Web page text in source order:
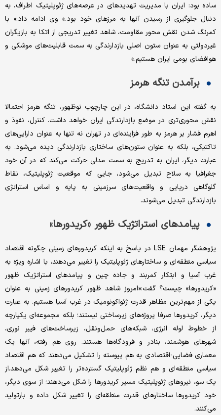
ساده بود: ایران با مدیریت تهدیدهای در عرصه‌های ژئوپلیتیک اطراف، به
دنبال جلوگیری از رسیدن آنها به مرزهای خود بود.» وی ادامه داد:« با
کمرنگ شدن نقش محور مقاومت، شاهد تغییر تدریجی از اتکا به بازیگران
غیردولتی به عنوان ستون اصلی بازدارندگی به سمت قابلیت‌های موشکی و
هوافضای بومی ایران هستیم.»
برآمدن تنگه هرمز
به گفته این استاد دانشگاه، در این چارچوب نوظهور، تنگه هرمز احتمالا
نقش محوری‌تری در موضع بازدارندگی ایران خواهد داشت. کنترل، نفوذ و
اهرم فشار بر هرمز به طور فزاینده‌ای در تهران نه تنها به عنوان دارایی‌های
تاکتیکی، بلکه به عنوان ستون‌های ساختاری بازدارندگی دیده می‌شود. به
عبارت دیگر، ایران به تدریج به سمت مدلی حرکت می‌کند که در آن خود
جغرافیا به سلاح تبدیل می‌شود، جایی که موقعیت ژئوپلیتیک، نقاط
گلوگاهی دریایی و واقعیت‌های سرزمینی به پایه و اساس استراتژی
بازدارندگی تبدیل می‌شوند.
پیامدهای استراتژیک ظهور «کریدورها»
پژوهشگر مهمان LSE در پاسخ به اینکه کریدورهای زمینی چگونه اقتصاد
سیاسی منطقه‌ای و ساختارهای ژئوپلیتیک را تغییر می‌دهند، با اشاره ویژه به
غرب آسیا و ابتکار کمربند و جاده چین و پیامدهای استراتژیک ظهور
«کریدورها» چیست؟ گفت:«امروز شاهد ظهور کریدورهای زمینی به عنوان
یکی از مهم‌ترین مظاهر قدرت ژئواکونومیک در غرب آسیا هستیم. به عبارت
دیگر، کریدورها صرفا پروژه‌های زیرساختی نیستند؛ بلکه مجموعه‌ای یکپارچه
از خطوط لوله انرژی، شبکه‌های حمل‌ونقل، زیرساخت‌های فیبر نوری،
شهرهای هوشمند، بنادر و فرودگاه‌ها هستند. روی هم رفته، آنها یک
معماری فضایی-اقتصادی به هم پیوسته را تشکیل می‌دهند که هم اقتصاد
سیاسی منطقه‌ای و هم نظم ژئوپلیتیک گسترده‌تر را تغییر شکل می‌دهد.از
یک سو، نیروهای ژئوپلیتیک مسیر کریدورها را شکل می‌دهند؛ از سوی دیگر،
خود کریدورها ساختارهای قدرت منطقه‌ای را تغییر شکل داده و بازتولید
می‌کنند.